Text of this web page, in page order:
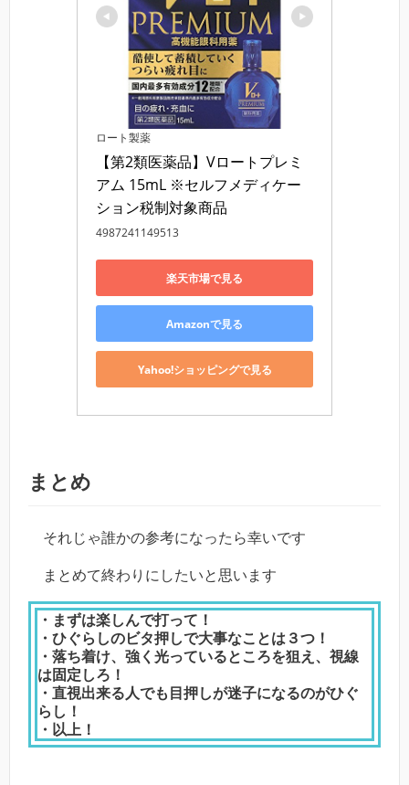
ロート製薬
【第2類医薬品】Vロートプレミ
アム 15mL ※セルフメディケー
ション税制対象商品
4987241149513
楽天市場で見る
Amazonで見る
Yahoo!ショッピングで見る
まとめ
それじゃ誰かの参考になったら幸いです
まとめて終わりにしたいと思います
・まずは楽しんで打って！
・ひぐらしのビタ押しで大事なことは３つ！
・落ち着け、強く光っているところを狙え、視線
は固定しろ！
・直視出来る人でも目押しが迷子になるのがひぐ
らし！
・以上！